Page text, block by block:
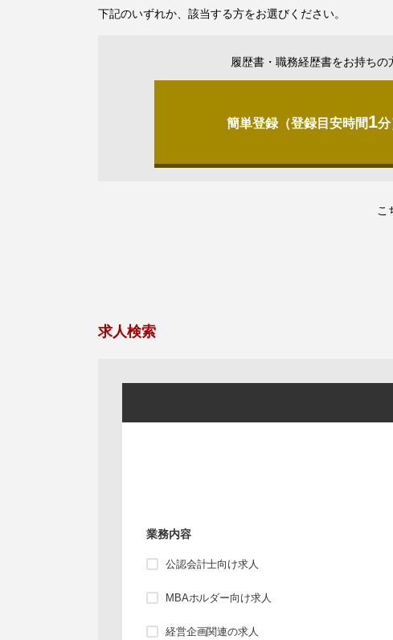
下記のいずれか、該当する方をお選びください。
履歴書・職務経歴書をお持ちの
簡単登録（登録目安時間1分
こ
求人検索
業務内容
公認会計士向け求人
MBAホルダー向け求人
経営企画関連の求人